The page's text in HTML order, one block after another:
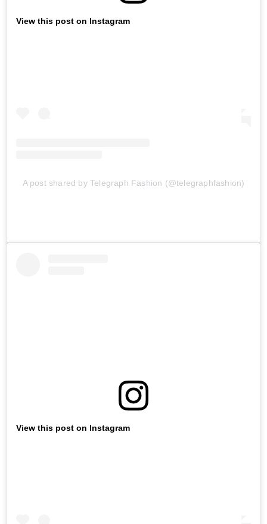
View this post on Instagram
A post shared by Telegraph Fashion (@telegraphfashion)
View this post on Instagram